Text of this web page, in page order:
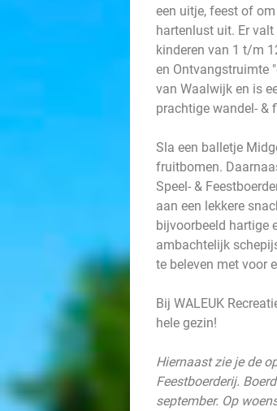
een uitje, feest of
hartenlust uit. Er
kinderen van 1 t/m
en Ontvangstruimte
van Waalwijk en is
prachtige wandel- &
Sla een balletje
fruitbomen.
Speel- &
aan een lekkere
bijvoorbeeld hartige
ambachtelijk
te beleven met voor
Bij WALEUK
hele gezin!
Hiernaast zie je de
Feestboerderij.
september. Op